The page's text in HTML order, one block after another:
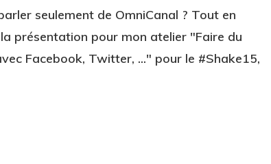
seulement de OmniCanal ? Tout en
présentation pour mon atelier "Faire du
Facebook, Twitter, ..." pour le #Shake15,